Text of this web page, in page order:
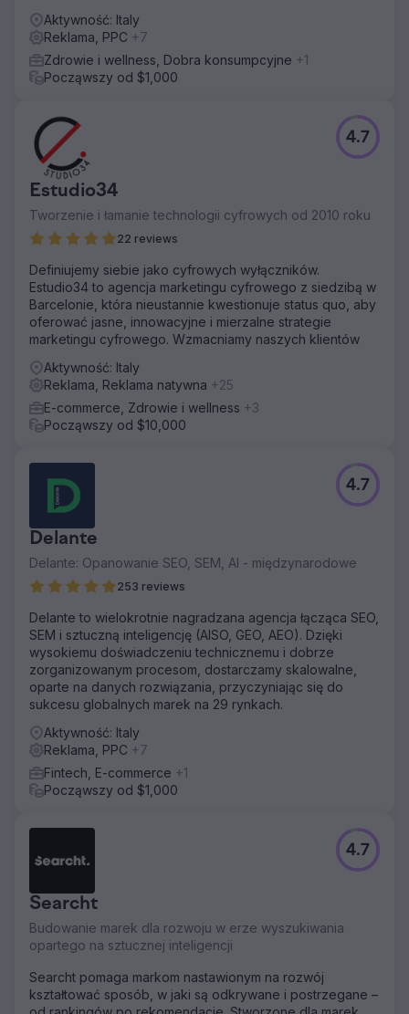
Przejdź do strony agencji
Aktywność: Italy
Reklama, PPC +7
Zdrowie i wellness, Dobra konsumpcyjne +1
Począwszy od $1,000
Estudio34
Tworzenie i łamanie technologii cyfrowych od 2010 roku
22 reviews
4.7
Definiujemy siebie jako cyfrowych wyłączników.
Estudio34 to agencja marketingu cyfrowego z siedzibą w
Barcelonie, która nieustannie kwestionuje status quo, aby
oferować jasne, innowacyjne i mierzalne strategie
marketingu cyfrowego. Wzmacniamy naszych klientów
Aktywność: Italy
Reklama, Reklama natywna +25
E-commerce, Zdrowie i wellness +3
Począwszy od $10,000
Delante
Delante: Opanowanie SEO, SEM, AI - międzynarodowe
253 reviews
4.7
Delante to wielokrotnie nagradzana agencja łącząca SEO,
SEM i sztuczną inteligencję (AISO, GEO, AEO). Dzięki
wysokiemu doświadczeniu technicznemu i dobrze
zorganizowanym procesom, dostarczamy skalowalne,
oparte na danych rozwiązania, przyczyniając się do
sukcesu globalnych marek na 29 rynkach.
Aktywność: Italy
Reklama, PPC +7
Fintech, E-commerce +1
Począwszy od $1,000
Searcht
Budowanie marek dla rozwoju w erze wyszukiwania
opartego na sztucznej inteligencji
4.7
Searcht pomaga markom nastawionym na rozwój
kształtować sposób, w jaki są odkrywane i postrzegane –